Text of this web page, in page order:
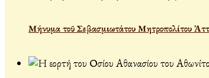
Μήνυμα τοῦ Σεβασμιωτάτου Μητροπολίτου